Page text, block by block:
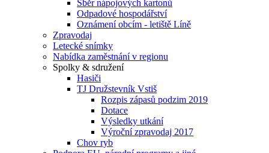
Sběr nápojových kartonů
Odpadové hospodářství
Oznámení obcím - letiště Líně
Zpravodaj
Letecké snímky
Nabídka zaměstnání v regionu
Spolky & sdružení
Hasiči
TJ Družstevník Vstiš
Rozpis zápasů podzim 2019
Dotace
Výsledky utkání
Výroční zpravodaj 2017
Chov ryb